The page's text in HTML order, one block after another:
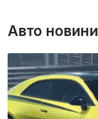
Авто новини